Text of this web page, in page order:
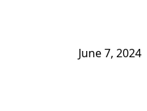
June 7, 2024